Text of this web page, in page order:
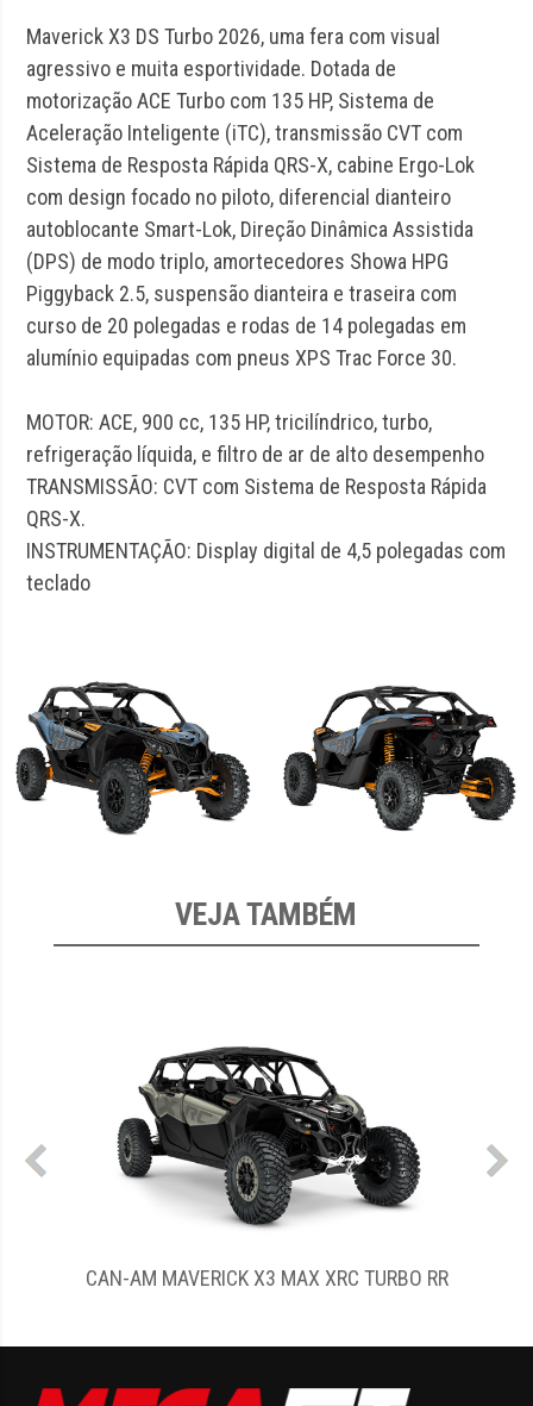
Maverick X3 DS Turbo 2026, uma fera com visual
agressivo e muita esportividade. Dotada de
motorização ACE Turbo com 135 HP, Sistema de
Aceleração Inteligente (iTC), transmissão CVT com
Sistema de Resposta Rápida QRS-X, cabine Ergo-Lok
com design focado no piloto, diferencial dianteiro
autoblocante Smart-Lok, Direção Dinâmica Assistida
(DPS) de modo triplo, amortecedores Showa HPG
Piggyback 2.5, suspensão dianteira e traseira com
curso de 20 polegadas e rodas de 14 polegadas em
alumínio equipadas com pneus XPS Trac Force 30.
MOTOR: ACE, 900 cc, 135 HP, tricilíndrico, turbo,
refrigeração líquida, e filtro de ar de alto desempenho
TRANSMISSÃO: CVT com Sistema de Resposta Rápida
QRS-X.
INSTRUMENTAÇÃO: Display digital de 4,5 polegadas com
teclado
VEJA TAMBÉM
X3 MAX XRC TURBO RR CAN-AM